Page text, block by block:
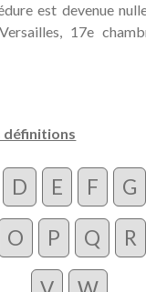
est devenue
17e
définitions
D E F G
O P Q R